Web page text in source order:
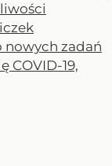
zadań
COVID-19,